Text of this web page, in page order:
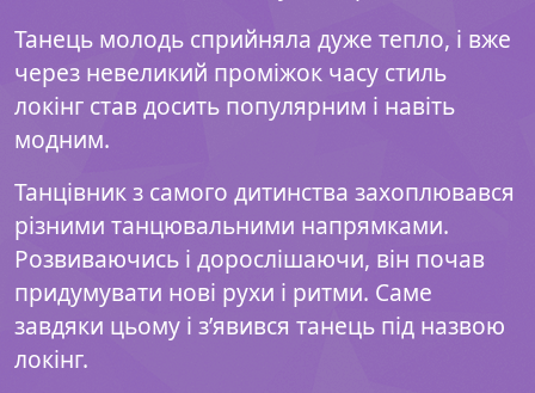
Танець молодь сприйняла дуже тепло, і вже
через невеликий проміжок часу стиль
локінг став досить популярним і навіть
модним.
Танцівник з самого дитинства захоплювався
різними танцювальними напрямками.
Розвиваючись і дорослішаючи, він почав
придумувати нові рухи і ритми. Саме
завдяки цьому і з’явився танець під назвою
локінг.